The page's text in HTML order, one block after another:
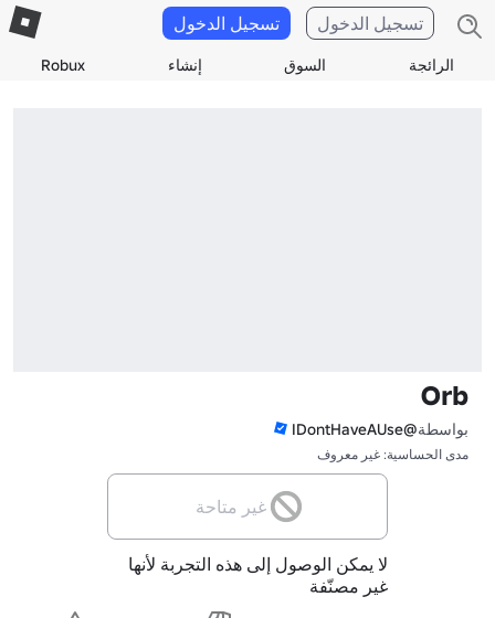
الرائجة السوق إنشاء Robux
تسجيل الدخول تسجيل الدخول
Orb
بواسطة@IDontHaveAUse
مدى الحساسية: غير معروف
غير متاحة
لا يمكن الوصول إلى هذه التجربة لأنها
غير مصنّفة